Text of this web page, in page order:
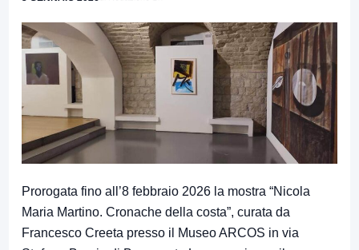
Prorogata fino all’8 febbraio 2026 la mostra “Nicola
Maria Martino. Cronache della costa”, curata da
Francesco Creeta presso il Museo ARCOS in via